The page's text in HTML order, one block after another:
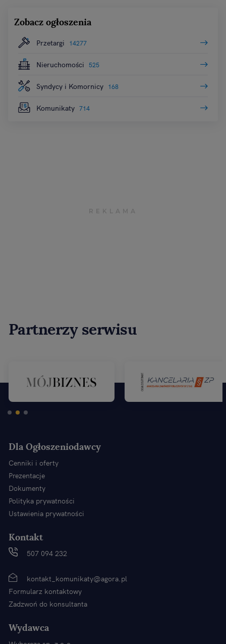
Zobacz ogłoszenia
Przetargi 14277
Nieruchomości 525
Syndycy i Komornicy 168
Komunikaty 714
Partnerzy serwisu
Dla Ogłoszeniodawcy
Cenniki i oferty
Prezentacje
Dokumenty
Polityka prywatności
Ustawienia prywatności
Kontakt
507 094 232
kontakt_komunikaty@agora.pl
Formularz kontaktowy
Zadzwoń do konsultanta
Wydawca